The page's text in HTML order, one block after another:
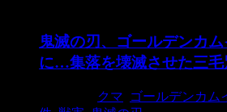
鬼滅の刃、ゴールデンカ
に…集落を壊滅させた三毛
クマ ゴールデンカム